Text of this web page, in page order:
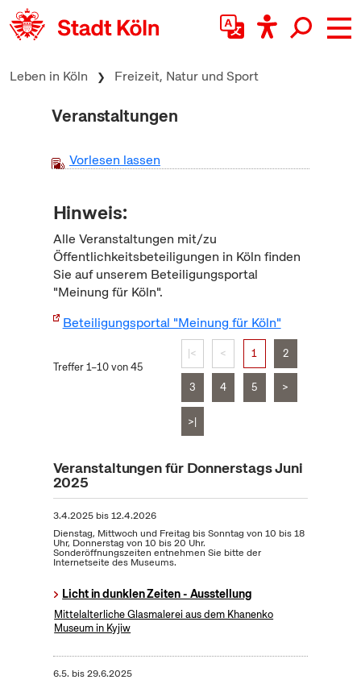
zum Inhalt springen
Leben in Köln Freizeit, Natur und Sport
Veranstaltungen
Vorlesen lassen
Hinweis:
Alle Veranstaltungen mit/zu
Öffentlichkeitsbeteiligungen in Köln finden
Sie auf unserem Beteiligungsportal
"Meinung für Köln".
Beteiligungsportal "Meinung für Köln"
Treffer 1–10 von 45
|< < 1 2
3 4 5 >
>|
Veranstaltungen für Donnerstags Juni
2025
3.4.2025bis12.4.2026
Dienstag, Mittwoch und Freitag bis Sonntag von 10 bis 18
Uhr, Donnerstag von 10 bis 20 Uhr.
Sonderöffnungszeiten entnehmen Sie bitte der
Internetseite des Museums.
Licht in dunklen Zeiten - Ausstellung
Mittelalterliche Glasmalerei aus dem Khanenko
Museum in Kyjiw
6.5. bis29.6.2025